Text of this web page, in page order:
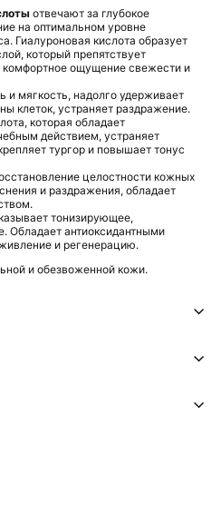
отвечают за глубокое
на оптимальном уровне
Гиалуроновая кислота образует
который препятствует
комфортное ощущение свежести и
и мягкость, надолго удерживает
клеток, устраняет раздражение.
которая обладает
действием, устраняет
тургор и повышает тонус
целостности кожных
и раздражения, обладает
тонизирующее,
Обладает антиоксидантными
и регенерацию.
и обезвоженной кожи.